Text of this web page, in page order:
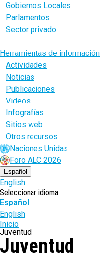
Gobiernos Locales
Parlamentos
Sector privado
Herramientas de información
Actividades
Noticias
Publicaciones
Videos
Infografías
Sitios web
Otros recursos
Naciones Unidas
Foro ALC 2026
Español
English
Seleccionar idioma
Español
English
Ruta
de
Inicio
Juventud
Juventud